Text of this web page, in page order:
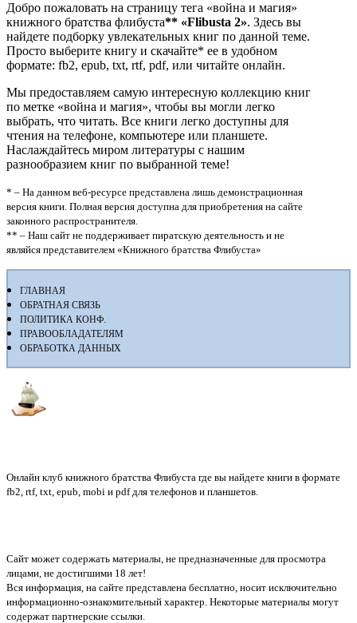
Добро пожаловать на страницу тега «война и магия»
книжного братства флибуста** «Flibusta 2». Здесь вы
найдете подборку увлекательных книг по данной теме.
Просто выберите книгу и скачайте* ее в удобном
формате: fb2, epub, txt, rtf, pdf, или читайте онлайн.
Мы предоставляем самую интересную коллекцию книг
по метке «война и магия», чтобы вы могли легко
выбрать, что читать. Все книги легко доступны для
чтения на телефоне, компьютере или планшете.
Наслаждайтесь миром литературы с нашим
разнообразием книг по выбранной теме!
* – На данном веб-ресурсе представлена лишь демонстрационная
версия книги. Полная версия доступна для приобретения на сайте
законного распространителя.
** – Наш сайт не поддерживает пиратскую деятельность и не
являйся представителем «Книжного братства Флибуста»
ГЛАВНАЯ
ОБРАТНАЯ СВЯЗЬ
ПОЛИТИКА КОНФ.
ПРАВООБЛАДАТЕЛЯМ
ОБРАБОТКА ДАННЫХ
Онлайн клуб книжного братства Флибуста где вы найдете книги в формате
fb2, rtf, txt, epub, mobi и pdf для телефонов и планшетов.
Сайт может содержать материалы, не предназначенные для просмотра
лицами, не достигшими 18 лет!
Вся информация, на сайте представлена бесплатно, носит исключительно
информационно-ознакомительный характер. Некоторые материалы могут
содержат партнерские ссылки.